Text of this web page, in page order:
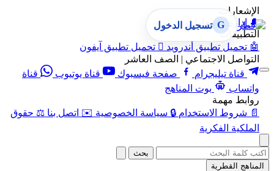
الإشعارات
🔔 إدارة الإشعارات
التطبيقات
🤖 تحميل تطبيق أندرويد  تحميل تطبيق آيفون
التواصل الاجتماعي | الصف العاشر
قناة تيليجرام
صفحة فيسبوك قناة يوتيوب
قناة
واتساب
بوت المناهج
روابط مهمة
📄 شروط الاستخدام 🔒 سياسة الخصوصية ✉️ اتصل بنا ⚖️ حقوق
الملكية الفكرية
G تسجيل الدخول
بحث
المناهج القطرية